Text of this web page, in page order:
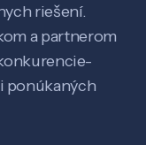
riešení.
a partnerom
ponúkaných